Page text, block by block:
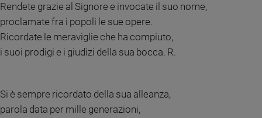
Scuola
e
giovani
Adolescenza
Vai
Rendete grazie al Signore e invocate il suo nome,
proclamate fra i popoli le sue opere.
Ricordate le meraviglie che ha compiuto,
i suoi prodigi e i giudizi della sua bocca. R.
Si è sempre ricordato della sua alleanza,
parola data per mille generazioni,